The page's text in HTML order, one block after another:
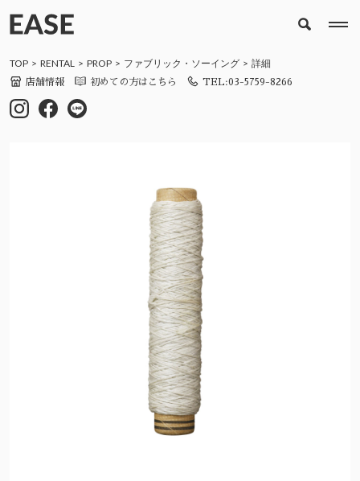
TOP RENTAL PROP ファブリック・ソーイング 詳細
店舗情報 初めての方はこちら TEL:03-5759-8266